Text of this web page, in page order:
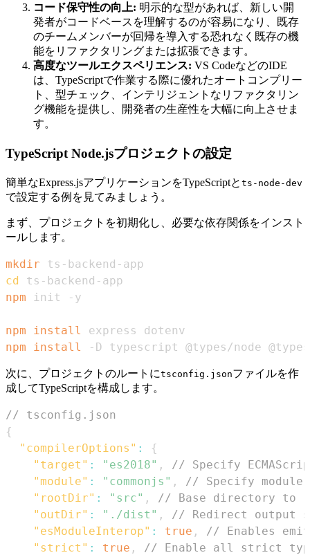
コード保守性の向上: 明示的な型があれば、新しい開
発者がコードベースを理解するのが容易になり、既存
のチームメンバーが回帰を導入する恐れなく既存の機
能をリファクタリングまたは拡張できます。
高度なツールエクスペリエンス: VS CodeなどのIDE
は、TypeScriptで作業する際に優れたオートコンプリー
ト、型チェック、インテリジェントなリファクタリン
グ機能を提供し、開発者の生産性を大幅に向上させま
す。
TypeScript Node.jsプロジェクトの設定
簡単なExpress.jsアプリケーションをTypeScriptと ts-node-dev
で設定する例を見てみましょう。
まず、プロジェクトを初期化し、必要な依存関係をインスト
ールします。
mkdir
cd
npm
npm install
npm
install -D typescript @types/node
次に、プロジェクトのルートにtsconfig.jsonファイルを作
成してTypeScriptを構成します。
// tsconfig.json
{
"compilerOptions" :
{
"target" : "es2018" ,
// Specify
"module" : "commonjs" ,
// Specify module
"rootDir" : "src" ,
// Base directory to
"outDir" : "./dist" ,
// Redirect output
"esModuleInterop" : true ,
// Enables emit
"strict" : true , // Enable all strict